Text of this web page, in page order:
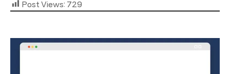
Post Views: 729